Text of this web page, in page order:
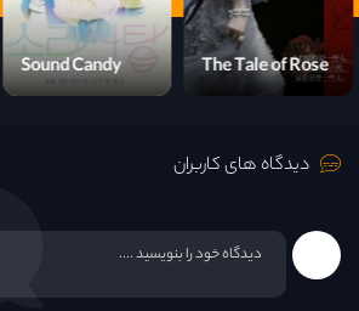
Sound Candy
My friend Is an
Alien 2
دیدگاه های کاربران